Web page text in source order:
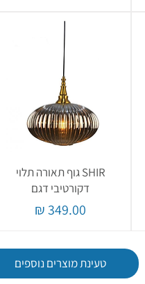
SHIR גוף תאורה תלוי
דקורטיבי דגם
מחיר
טעינת מוצרים נוספים